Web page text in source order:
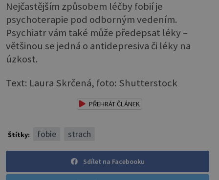
Nejčastějším způsobem léčby fobií je
psychoterapie pod odborným vedením.
Psychiatr vám také může předepsat léky –
většinou se jedná o antidepresiva či léky na
úzkost.
Text: Laura Skrčená, foto: Shutterstock
PŘEHRÁT ČLÁNEK
Štítky: fobie strach
Sdílet na Facebooku